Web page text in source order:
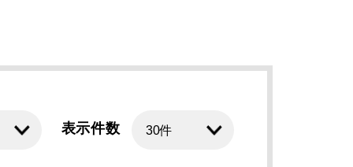
表示件数